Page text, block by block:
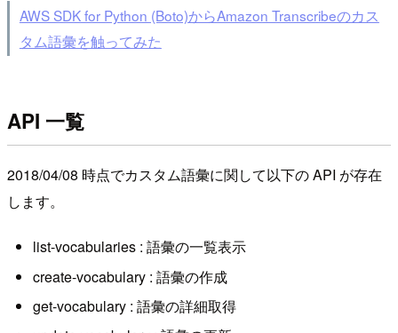
AWS SDK for Python (Boto)からAmazon Transcribeのカス
タム語彙を触ってみた
API 一覧
2018/04/08 時点でカスタム語彙に関して以下の API が存在
します。
list-vocabularies : 語彙の一覧表示
create-vocabulary : 語彙の作成
get-vocabulary : 語彙の詳細取得